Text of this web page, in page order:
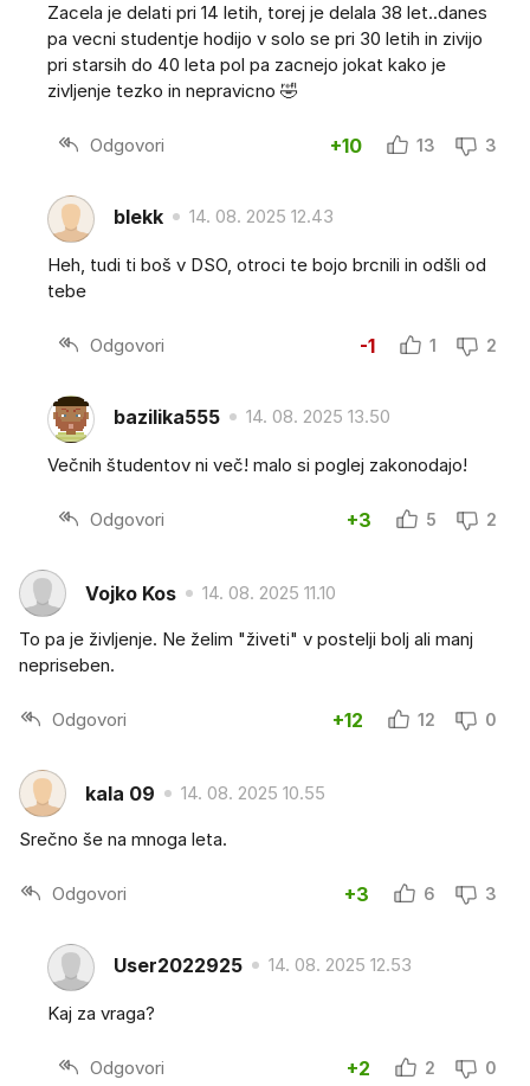
Zacela je delati pri 14 letih, torej je delala 38 let..danes
pa vecni studentje hodijo v solo se pri 30 letih in zivijo
pri starsih do 40 leta pol pa zacnejo jokat kako je
zivljenje tezko in nepravicno 🤣
Odgovori +10 13 3
blekk 14. 08. 2025 12.43
Heh, tudi ti boš v DSO, otroci te bojo brcnili in odšli od
tebe
Odgovori -1 1 2
bazilika555 14. 08. 2025 13.50
Večnih študentov ni več! malo si poglej zakonodajo!
Odgovori +3 5 2
Vojko Kos 14. 08. 2025 11.10
To pa je življenje. Ne želim "živeti" v postelji bolj ali manj
nepriseben.
Odgovori +12 12 0
kala 09 14. 08. 2025 10.55
Srečno še na mnoga leta.
Odgovori +3 6 3
User2022925 14. 08. 2025 12.53
Kaj za vraga?
Odgovori +2 2 0